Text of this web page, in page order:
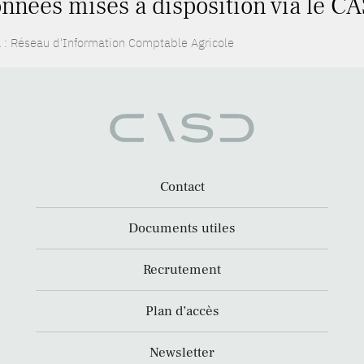
: Réseau d'Information Comptable Agricole
Contact
Documents utiles
Recrutement
Plan d’accès
Newsletter